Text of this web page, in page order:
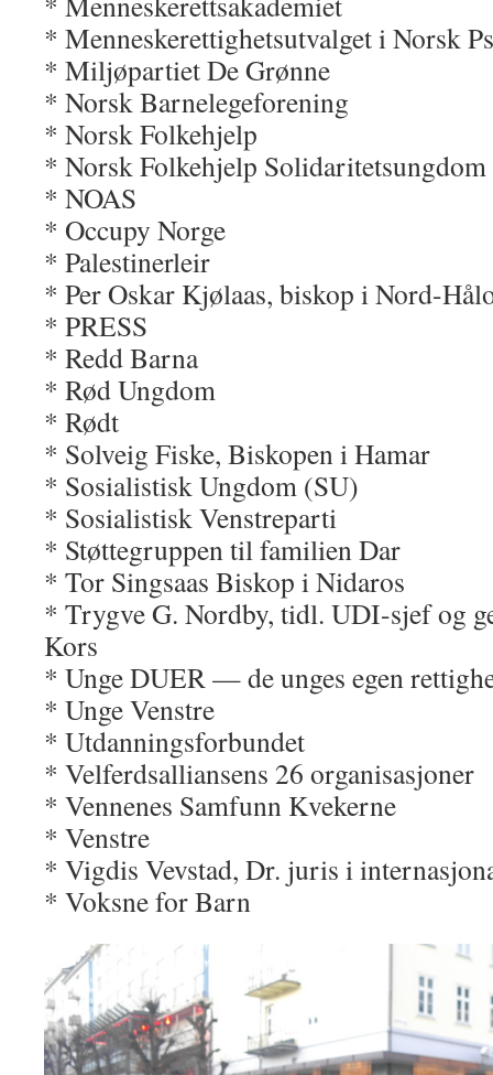
* Menneskerettighetsutvalgeti Norsk
* Miljøpartiet De Grønne
* Norsk Barnelegeforening
* Norsk Folkehjelp
* Norsk Folkehjelp Solidaritetsungdom
* NOAS
* Occupy Norge
* Palestinerleir
* Per Oskar Kjølaas, biskop i Nord-
* PRESS
* Redd Barna
* Rød Ungdom
* Rødt
* Solveig Fiske, Biskopen i Hamar
* Sosialistisk Ungdom (SU)
* Sosialistisk Venstreparti
* Støttegruppen til familien Dar
* Tor Singsaas Biskop i Nidaros
* Trygve G. Nordby, tidl. UDI-sjef og
Kors
* Unge DUER — de unges egen
* Unge Venstre
* Utdanningsforbundet
* Velferdsalliansens 26 organisasjoner
* Vennenes Samfunn Kvekerne
* Venstre
* Vigdis Vevstad, Dr. juris i
* Voksne for Barn